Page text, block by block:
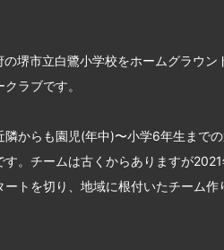
堺市立白鷺小学校をホームグラウン
ラブです。
隣からも園児(年中)〜小学6年生まで
す。チームは古くからありますが
トを切り、地域に根付いたチーム作